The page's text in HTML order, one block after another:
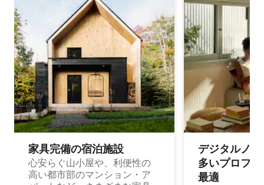
家具完備の宿⁠泊⁠施⁠設
心安らぐ山小屋や、利便性の
高い都市部のマンション・ア
デジタルノ
多⁠いプ⁠ロ⁠フ⁠
最⁠適